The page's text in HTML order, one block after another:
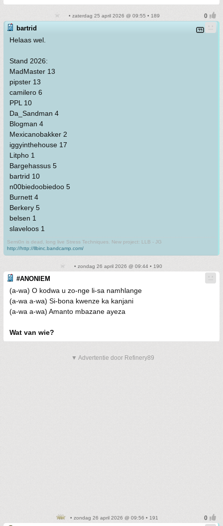
• zaterdag 25 april 2026 @ 09:55 • 189
bartrid
Helaas wel.
Stand 2026:
MadMaster 13
pipster 13
camilero 6
PPL 10
Da_Sandman 4
Blogman 4
Mexicanobakker 2
iggyinthehouse 17
Litpho 1
Bargehassus 5
bartrid 10
n00biedoobiedoo 5
Burnett 4
Berkery 5
belsen 1
slaveloos 1
Semi0n is dead, long live Stress Techniques. New project: LLB - JG
http://http://llbinc.bandcamp.com/
• zondag 26 april 2026 @ 09:44 • 190
#ANONIEM
(a-wa) O kodwa u zo-nge li-sa namhlange
(a-wa a-wa) Si-bona kwenze ka kanjani
(a-wa a-wa) Amanto mbazane ayeza
Wat van wie?
▼ Advertentie door Refinery89
• zondag 26 april 2026 @ 09:56 • 191